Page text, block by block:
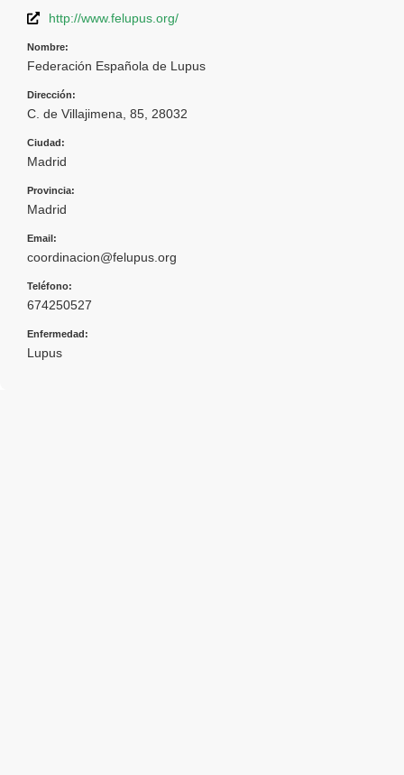
http://www.felupus.org/
Nombre:
Federación Española de Lupus
Dirección:
C. de Villajimena, 85, 28032
Ciudad:
Madrid
Provincia:
Madrid
Email:
coordinacion@felupus.org
Teléfono:
674250527
Enfermedad:
Lupus